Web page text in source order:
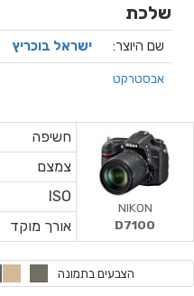
שלכת
שם היוצר: ישראל בוכריץ
אבסטרקט
חשיפה
צמצם
ISO
אורך מוקד
NIKON
D7100
הצבעים בתמונה